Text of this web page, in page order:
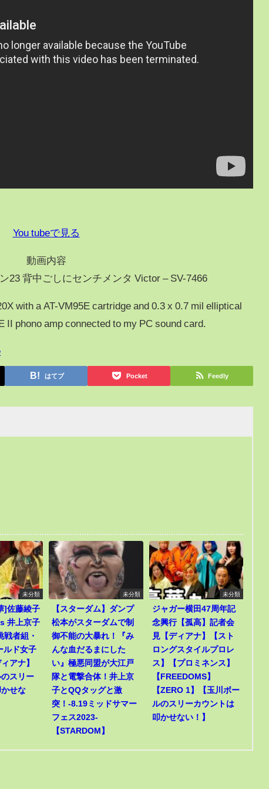
You tubeで見る
動画内容
23 背中ごしにセンチメンタ Victor – SV-7466
with a AT-VM95E cartridge and 0.3 x 0.7 mil elliptical
II phono amp connected to my PC sound card.
はてブ Pocket Feedly
未分類
]佐藤綾子
井上京子
戦者組・
ルド女子
アナ】
のスリー
せな
未分類
【スターダム】ダンプ
松本がスターダムで制
御不能の大暴れ！『み
んな血だるまにした
い』極悪同盟が大江戸
隊と電撃合体！井上京
子とQQタッグと激
突！-8.19ミッドサマー
フェス2023-
【STARDOM】
未分類
ジャガー横田47周年記
念興行【孤高】記者会
見【ディアナ】【スト
ロングスタイルプロレ
ス】【プロミネンス】
【FREEDOMS】
【ZERO 1】【玉川ボー
ルのスリーカウントは
叩かせない！】